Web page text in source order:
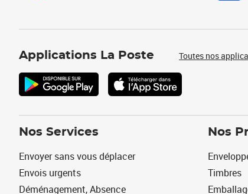
Applications La Poste Toutes nos
Nos Services
Envoyer sans vous déplacer
Envois urgents
Déménagement, Absence
Nos
Timbres